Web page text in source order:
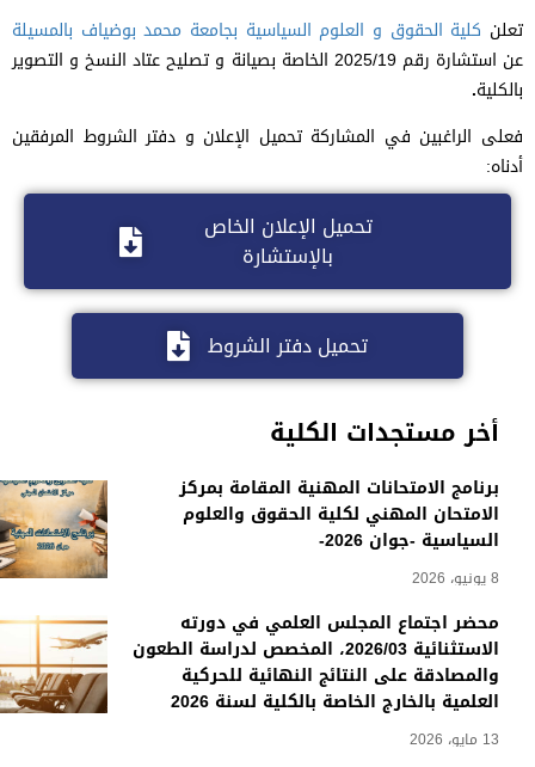
أخر مستجدات الكلية
برنامج الامتحانات المهنية المقامة بمركز
الامتحان المهني لكلية الحقوق والعلوم
السياسية -جوان 2026-
8 يونيو، 2026
محضر اجتماع المجلس العلمي في دورته
الاستثنائية 2026/03، المخصص لدراسة الطعون
والمصادقة على النتائج النهائية للحركية
العلمية بالخارج الخاصة بالكلية لسنة 2026
13 مايو، 2026
تعلن كلية الحقوق و العلوم السياسية بجامعة محمد بوضياف بالمسيلة
عن استشارة رقم 2025/19 الخاصة بصيانة و تصليح عتاد النسخ و التصوير
بالكلية.
فعلى الراغبين في المشاركة تحميل الإعلان و دفتر الشروط المرفقين
أدناه:
تحميل الإعلان الخاص
بالإستشارة
تحميل دفتر الشروط